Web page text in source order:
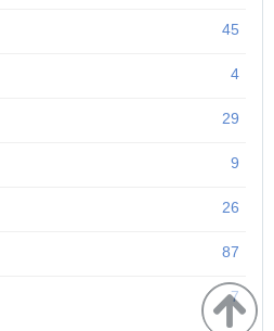
45
4
29
9
26
87
7